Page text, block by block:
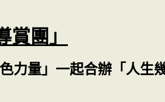
賞團」
力量」一起合辦「人生